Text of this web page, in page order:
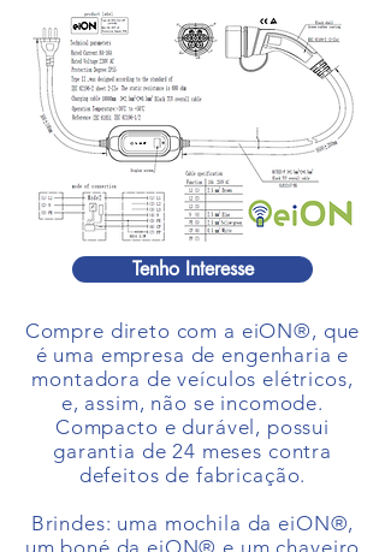
Tenho Interesse
Compre direto com a eiON®, que
é uma empresa de engenharia e
montadora de veículos elétricos,
e, assim, não se incomode.
Compacto e durável, possui
garantia de 24 meses contra
defeitos de fabricação.
Brindes: uma mochila da eiON®,
um boné da eiON® e um chaveiro